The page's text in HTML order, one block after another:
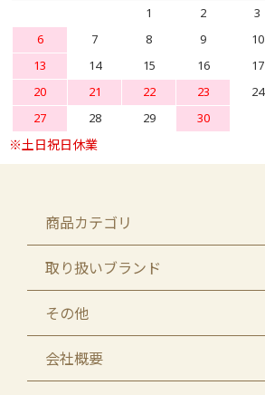
1
2 3
6
7 8 9 10
13
14 15 16 17
20
21 22 23 24
27
28 29 30
商品カテゴリ
取り扱いブランド
その他
会社概要